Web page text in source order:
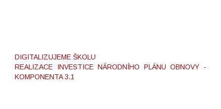
DIGITALIZUJEME ŠKOLU
REALIZACE INVESTICE NÁRODNÍHO PLÁNU OBNOVY -
KOMPONENTA 3.1